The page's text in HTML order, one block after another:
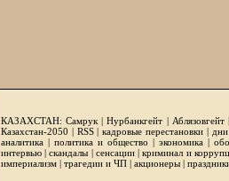
КАЗАХСТАН: Самрук |Нурбанкгейт | Аблязовгейт
Казахстан-2050 | RSS|кадровые перестановки|
аналитика | политика и общество | экономика |
интервью |скандалы | сенсации|криминал и
империализм | трагедии и ЧП | акционеры |